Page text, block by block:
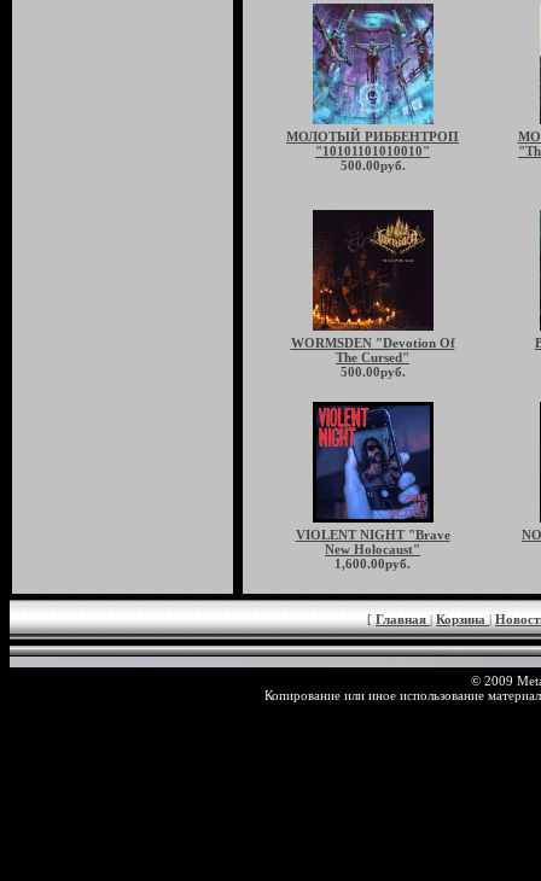
МОЛОТЫЙ РИББЕНТРОП
"10101101010010"
500.00руб.
WORMSDEN "Devotion Of
The Cursed"
500.00руб.
VIOLENT NIGHT "Brave
New Holocaust"
1,600.00руб.
[ Главная | Корзина |
© 2009
Копирование или иное использование